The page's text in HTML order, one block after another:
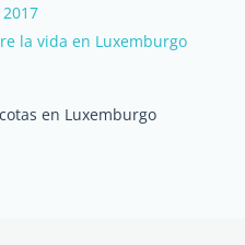
la vida en Luxemburgo
en Luxemburgo